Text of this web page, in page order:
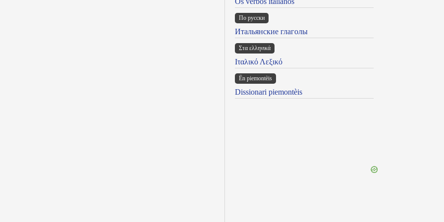
По русски
Итальянские глаголы
Στα ελληνικά
Ιταλικό Λεξικό
Ën piemontèis
Dissionari piemontèis